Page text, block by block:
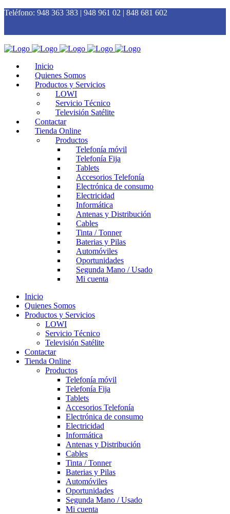
Teléfono: 948 363 383 | 948 961 02 | 848 681 602
Inicio
Quienes Somos
Productos y Servicios
LOWI
Servicio Técnico
Televisión Satélite
Contactar
Tienda Online
Productos
Telefonía móvil
Telefonía Fija
Tablets
Accesorios Telefonía
Electrónica de consumo
Electricidad
Informática
Antenas y Distribución
Cables
Tinta / Tonner
Baterias y Pilas
Automóviles
Oportunidades
Segunda Mano / Usado
Mi cuenta
Inicio
Quienes Somos
Productos y Servicios
LOWI
Servicio Técnico
Televisión Satélite
Contactar
Tienda Online
Productos
Telefonía móvil
Telefonía Fija
Tablets
Accesorios Telefonía
Electrónica de consumo
Electricidad
Informática
Antenas y Distribución
Cables
Tinta / Tonner
Baterias y Pilas
Automóviles
Oportunidades
Segunda Mano / Usado
Mi cuenta